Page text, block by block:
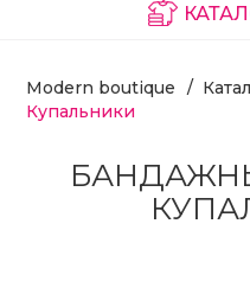
Modern boutique
Купальники